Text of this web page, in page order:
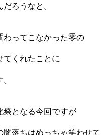
ろうなと。
わってこなかった零の
てくれたことに
祭となる今回ですが
落ちはめっちゃ笑わせて